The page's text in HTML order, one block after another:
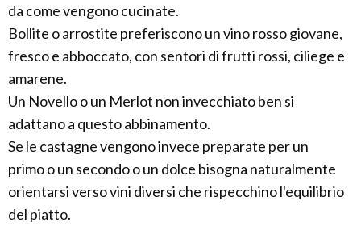
da come vengono cucinate.
Bollite o arrostite preferiscono un vino rosso giovane,
fresco e abboccato, con sentori di frutti rossi, ciliege e
amarene.
Un Novello o un Merlot non invecchiato ben si
adattano a questo abbinamento.
Se le castagne vengono invece preparate per un
primo o un secondo o un dolce bisogna naturalmente
orientarsi verso vini diversi che rispecchino l'equilibrio
del piatto.